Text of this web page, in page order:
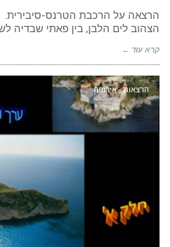
הרצאה על הרכבת הטרנס-
הצהוב לים הלבן, בין פאתי שבדיה
קרא עוד ←
הרצאות - אירופה